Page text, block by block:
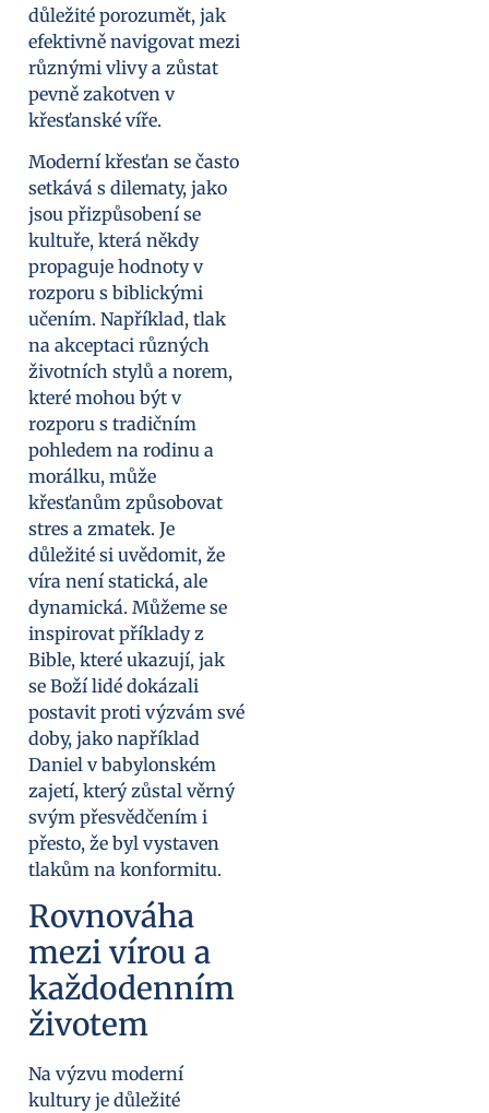
důležité porozumět, jak
efektivně navigovat mezi
různými vlivy a zůstat
pevně zakotven v
křesťanské víře.
Moderní křesťan se často
setkává s dilematy, jako
jsou přizpůsobení se
kultuře, která někdy
propaguje hodnoty v
rozporu s biblickými
učením. Například, tlak
na akceptaci různých
životních stylů a norem,
které mohou být v
rozporu s tradičním
pohledem na rodinu a
morálku, může
křesťanům způsobovat
stres a zmatek. Je
důležité si uvědomit, že
víra není statická, ale
dynamická. Můžeme se
inspirovat příklady z
Bible, které ukazují, jak
se Boží lidé dokázali
postavit proti výzvám své
doby, jako například
Daniel v babylonském
zajetí, který zůstal věrný
svým přesvědčením i
přesto, že byl vystaven
tlakům na konformitu.
Rovnováha
mezi vírou a
každodenním
životem
Na výzvu moderní
kultury je důležité